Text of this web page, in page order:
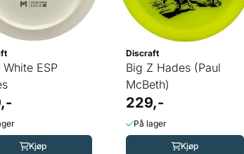
ESP
Kjøp
Discraft
Big Z Hades (Paul
McBeth)
229,-
På lager
Kjøp